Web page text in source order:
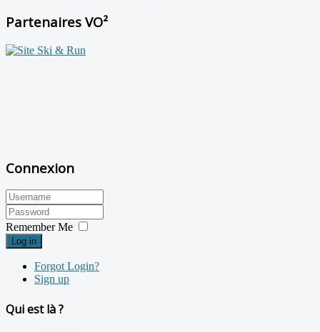
Partenaires VO²
Connexion
Remember Me
Log in
Forgot Login?
Sign up
Qui est là ?